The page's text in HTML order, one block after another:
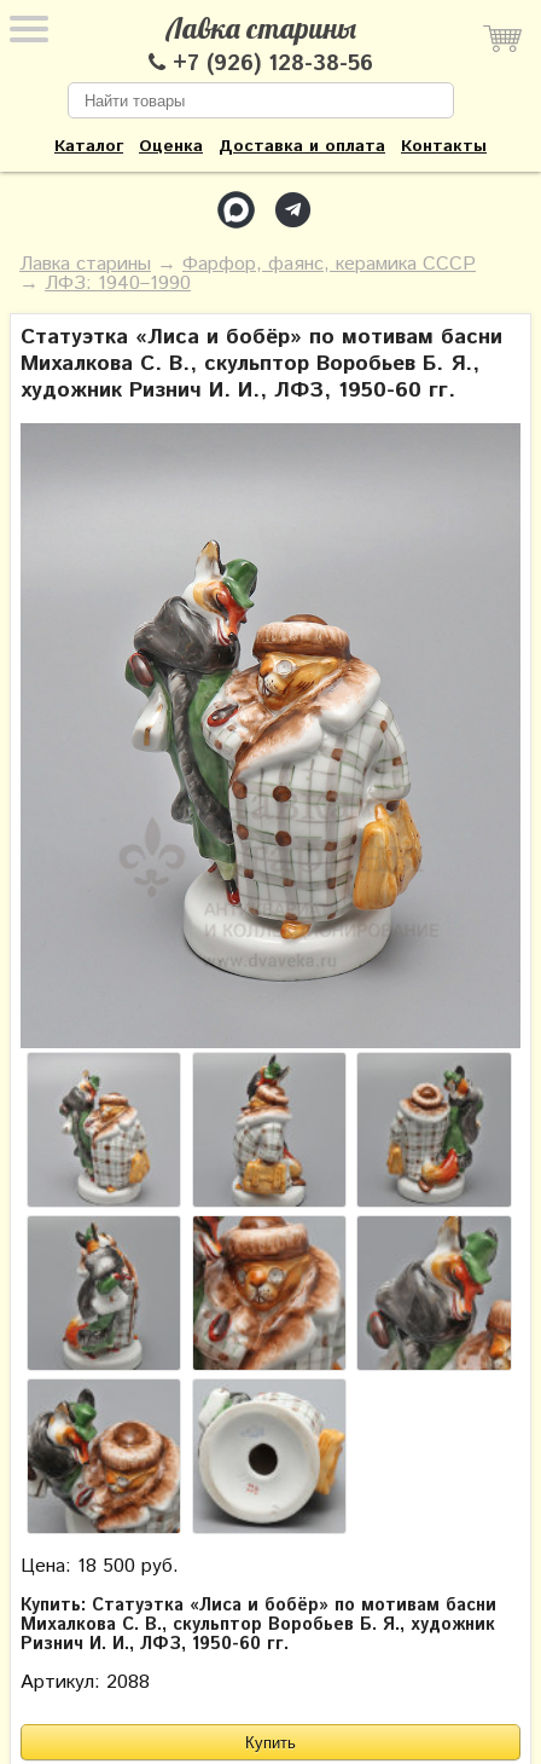
Лавка старины
+7 (926) 128-38-56
Каталог Оценка Доставка и оплата Контакты
Лавка старины → Фарфор, фаянс, керамика СССР
→ ЛФЗ: 1940–1990
Статуэтка «Лиса и бобёр» по мотивам басни
Михалкова С. В., скульптор Воробьев Б. Я.,
художник Ризнич И. И., ЛФЗ, 1950-60 гг.
Цена: 18 500 руб.
Купить: Статуэтка «Лиса и бобёр» по мотивам басни
Михалкова С. В., скульптор Воробьев Б. Я., художник
Ризнич И. И., ЛФЗ, 1950-60 гг.
Артикул: 2088